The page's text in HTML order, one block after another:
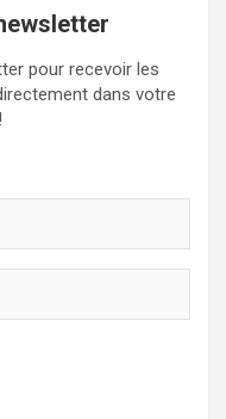
pour recevoir les
dans votre